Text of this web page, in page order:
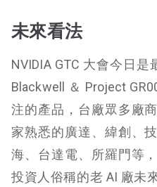
未來看法
NVIDIA GTC 大會今日是
Blackwell ＆ Project
注的產品，台廠眾多廠
家熟悉的廣達、緯創、
海、台達電、所羅門等
投資人俗稱的老 AI 廠未